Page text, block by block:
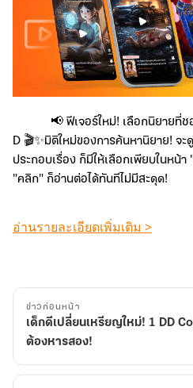
📢 ฟีเจอร์ใหม่! เลือกนิยายที่
D 🎬✨มิติใหม่ของการค้นหานิยาย! จ
ประกอบเรื่อง ก็มีให้เลือกเพียบในหน้า
"คลิก" ก็อ่านต่อได้ทันทีไม่มีสะดุด!
อ่านรายละเอียดเพิ่มเติม >
ข่าวก่อนหน้า
เด็กดีเปลี่ยนเหรียญใหม่! 1 DD
ต้องหารสอง!